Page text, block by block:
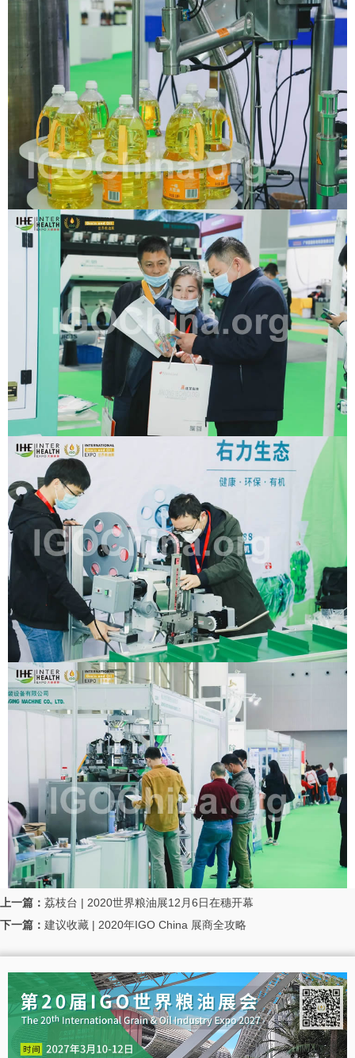
上一篇： 荔枝台 | 2020世界粮油展12月6日在穗开幕
下一篇： 建议收藏 | 2020年IGO China 展商全攻略